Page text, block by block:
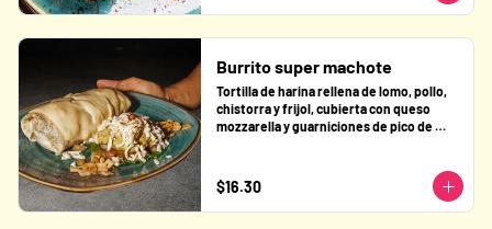
Burrito super machote
Tortilla de harina rellena de lomo, pollo,
chistorra y frijol, cubierta con queso
mozzarella y guarniciones de pico de
$16.30